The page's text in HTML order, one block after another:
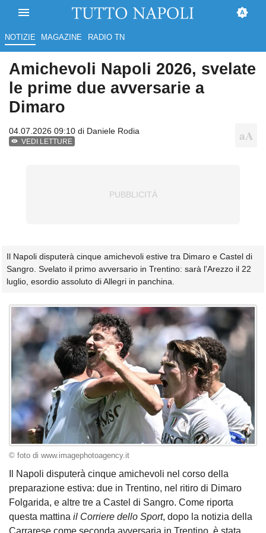
NOTIZIE MAGAZINE RADIO TN
Amichevoli Napoli 2026, svelate
le prime due avversarie a
Dimaro
04.07.2026 09:10 di Daniele Rodia
VEDI LETTURE
Il Napoli disputerà cinque amichevoli estive tra Dimaro e Castel di
Sangro. Svelato il primo avversario in Trentino: sarà l'Arezzo il 22
luglio, esordio assoluto di Allegri in panchina.
© foto di www.imagephotoagency.it
Il Napoli disputerà cinque amichevoli nel corso della
preparazione estiva: due in Trentino, nel ritiro di Dimaro
Folgarida, e altre tre a Castel di Sangro. Come riporta
questa mattina il Corriere dello Sport, dopo la notizia della